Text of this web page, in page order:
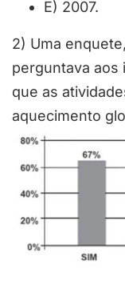
E) 2007.
2) Uma
perguntava aos
que as
aquecimento